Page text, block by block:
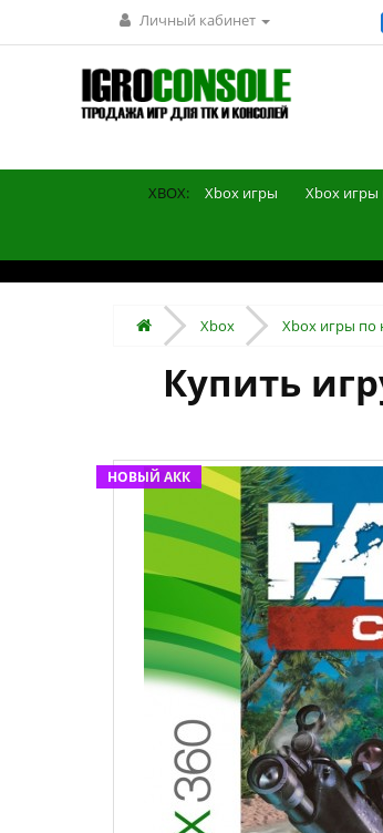
Личный кабинет
XBOX: Xbox игры Xbox игры
Xbox Xbox игры по
Купить
НОВЫЙ АКК